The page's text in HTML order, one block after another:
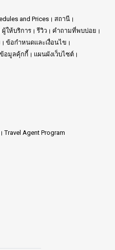
and Prices
สถานี
ผู้ให้บริการ รีวิว
คำถามที่พบบ่อย
ข้อกำหนดและเงื่อนไข
อมูลคุ้กกี้
แผนผังเว็บไซต์
Travel Agent Program